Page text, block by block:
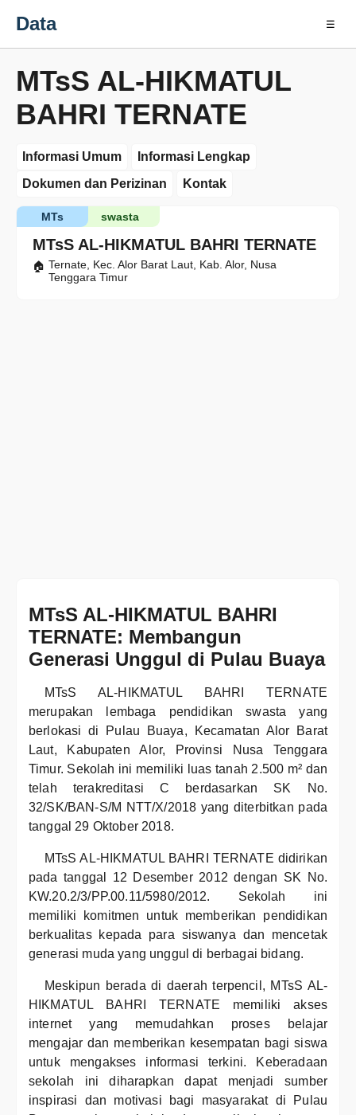
Data ☰
MTsS AL-HIKMATUL
BAHRI TERNATE
Informasi Umum
Informasi Lengkap
Dokumen dan Perizinan
Kontak
MTsS AL-HIKMATUL BAHRI TERNATE
swasta
MTs
Ternate, Kec. Alor Barat Laut, Kab. Alor, Nusa
Tenggara Timur
MTsS AL-HIKMATUL BAHRI
TERNATE: Membangun
Generasi Unggul di Pulau Buaya
MTsS AL-HIKMATUL BAHRI TERNATE
merupakan lembaga pendidikan swasta yang
berlokasi di Pulau Buaya, Kecamatan Alor Barat
Laut, Kabupaten Alor, Provinsi Nusa Tenggara
Timur. Sekolah ini memiliki luas tanah 2.500 m² dan
telah terakreditasi C berdasarkan SK No.
32/SK/BAN-S/M NTT/X/2018 yang diterbitkan pada
tanggal 29 Oktober 2018.
MTsS AL-HIKMATUL BAHRI TERNATE didirikan
pada tanggal 12 Desember 2012 dengan SK No.
KW.20.2/3/PP.00.11/5980/2012. Sekolah ini
memiliki komitmen untuk memberikan pendidikan
berkualitas kepada para siswanya dan mencetak
generasi muda yang unggul di berbagai bidang.
Meskipun berada di daerah terpencil, MTsS AL-
HIKMATUL BAHRI TERNATE memiliki akses
internet yang memudahkan proses belajar
mengajar dan memberikan kesempatan bagi siswa
untuk mengakses informasi terkini. Keberadaan
sekolah ini diharapkan dapat menjadi sumber
inspirasi dan motivasi bagi masyarakat di Pulau